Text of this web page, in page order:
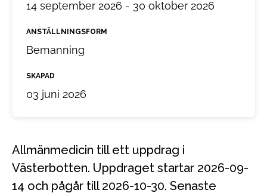
14 september 2026 - 30 oktober 2026
ANSTÄLLNINGSFORM
Bemanning
SKAPAD
03 juni 2026
Allmänmedicin till ett uppdrag i
Västerbotten. Uppdraget startar 2026-09-
14 och pågår till 2026-10-30. Senaste